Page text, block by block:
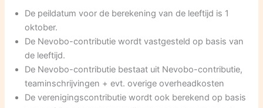
De peildatum voor de berekening van de leeftijd is 1
oktober.
De Nevobo-contributie wordt vastgesteld op basis van
de leeftijd.
De Nevobo-contributie bestaat uit Nevobo-contributie,
teaminschrijvingen + evt. overige overheadkosten
De verenigingscontributie wordt ook berekend op basis